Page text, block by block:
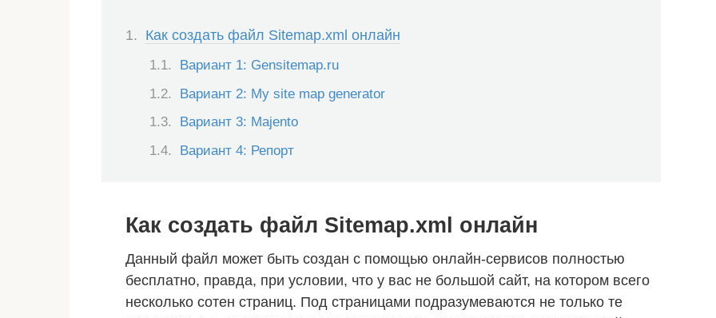
Как создать файл Sitemap.xml онлайн
Вариант 1: Gensitemap.ru
Вариант 2: My site map generator
Вариант 3: Majento
Вариант 4: Репорт
Как создать файл Sitemap.xml онлайн
Данный файл может быть создан с помощью онлайн-сервисов полностью
бесплатно, правда, при условии, что у вас не большой сайт, на котором всего
несколько сотен страниц. Под страницами подразумеваются не только те